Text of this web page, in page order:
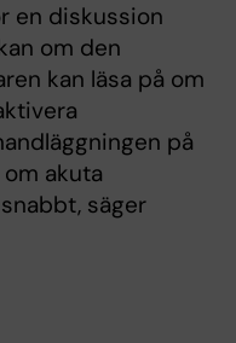
en diskussion
om den
kan läsa på om
på
akuta
säger